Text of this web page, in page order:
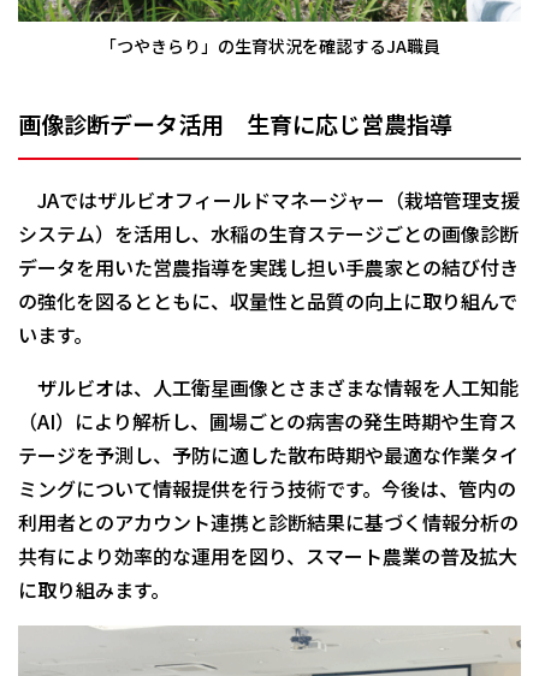
「つやきらり」の生育状況を確認するJA職員
画像診断データ活用 生育に応じ営農指導
JAではザルビオフィールドマネージャー（栽培管理支援
システム）を活用し、水稲の生育ステージごとの画像診断
データを用いた営農指導を実践し担い手農家との結び付き
の強化を図るとともに、収量性と品質の向上に取り組んで
います。
ザルビオは、人工衛星画像とさまざまな情報を人工知能
（AI）により解析し、圃場ごとの病害の発生時期や生育ス
テージを予測し、予防に適した散布時期や最適な作業タイ
ミングについて情報提供を行う技術です。今後は、管内の
利用者とのアカウント連携と診断結果に基づく情報分析の
共有により効率的な運用を図り、スマート農業の普及拡大
に取り組みます。